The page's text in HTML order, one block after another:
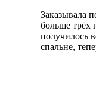
Заказывала
больше трёх
получилось
спальне,